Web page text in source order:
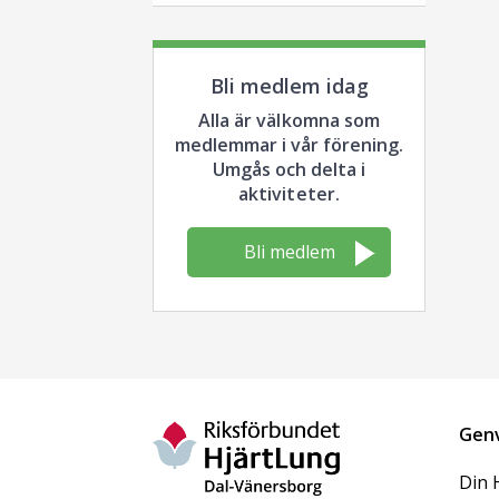
Bli medlem idag
Alla är välkomna som
medlemmar i vår förening.
Umgås och delta i
aktiviteter.
Bli medlem
Din